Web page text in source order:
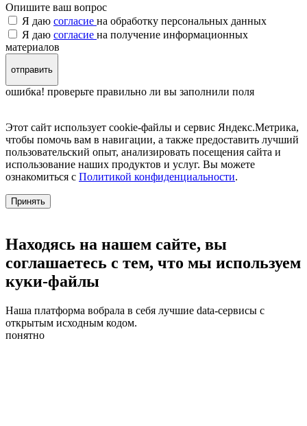
Опишите ваш вопрос
Я даю согласие на обработку персональных данных
Я даю согласие на получение информационных
материалов
отправить
ошибка! проверьте правильно ли вы заполнили поля
Этот сайт использует cookie-файлы и сервис Яндекс.Метрика,
чтобы помочь вам в навигации, а также предоставить лучший
пользовательский опыт, анализировать посещения сайта и
использование наших продуктов и услуг. Вы можете
ознакомиться с Политикой конфиденциальности.
Принять
Находясь на нашем сайте, вы
соглашаетесь с тем, что мы используем
куки-файлы
Наша платформа вобрала в себя лучшие data-сервисы с
открытым исходным кодом.
понятно